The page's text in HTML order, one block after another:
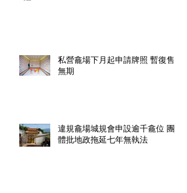
私營龕場下月起申請牌照 暫復售
無期
違規龕場城規會申設逾千龕位 團
體批地政拖延七年無執法